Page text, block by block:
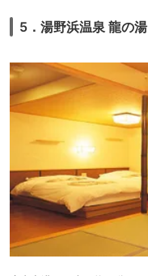
5．湯野浜温泉 龍の湯